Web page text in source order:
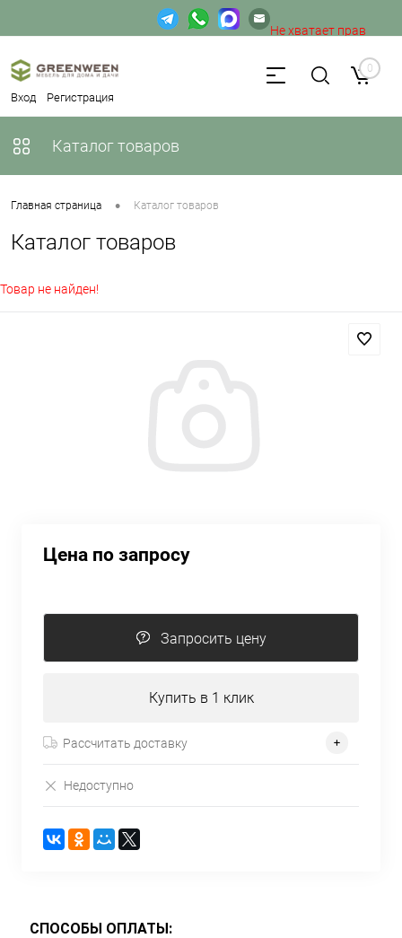
Вход Регистрация
Не хватает прав
доступа к веб-форме. 0
Каталог товаров
Главная страница • Каталог товаров
Каталог товаров
Товар не найден!
Цена по запросу
Запросить цену
Купить в 1 клик
Рассчитать доставку
Недоступно
СПОСОБЫ ОПЛАТЫ: